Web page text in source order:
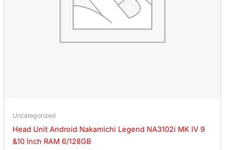
Uncategorized
Head Unit Android Nakamichi Legend NA3102i MK IV 9
&10 Inch RAM 6/128GB